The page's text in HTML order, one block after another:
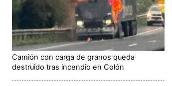
Camión con carga de granos queda
destruido tras incendio en Colón